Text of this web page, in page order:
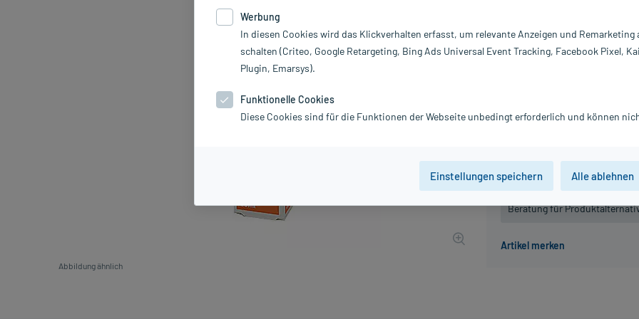
Abbildung ähnlich
inkl. MwSt. Gratis-Versand innerhalb D.
Der Artikel ist momentan
Beratung für
PZN:
Hersteller:
Werbung
In diesen Cookies wird das Klickverhalten erfasst, um relevante Anzeigen und Remarketing
schalten (Criteo, Google Retargeting, Bing Ads Universal Event Tracking, Facebook Pixel,
Plugin, Emarsys).
Funktionelle Cookies
Diese Cookies sind für die Funktionen der Webseite unbedingt erforderlich und können
Einstellungen speichern Alle ablehnen